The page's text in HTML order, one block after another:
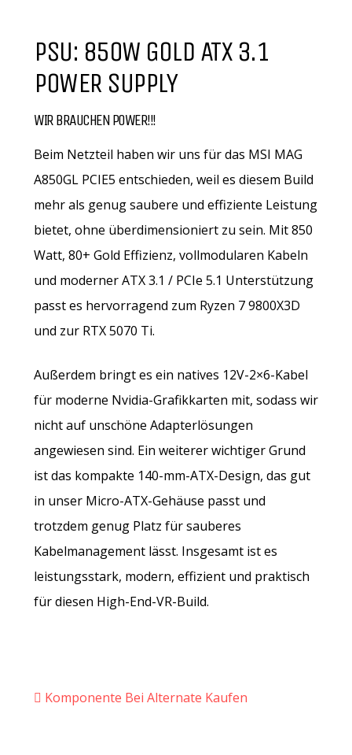
PSU: 850W GOLD ATX 3.1
POWER SUPPLY
WIR BRAUCHEN POWER!!!
Beim Netzteil haben wir uns für das MSI MAG
A850GL PCIE5 entschieden, weil es diesem Build
mehr als genug saubere und effiziente Leistung
bietet, ohne überdimensioniert zu sein. Mit 850
Watt, 80+ Gold Effizienz, vollmodularen Kabeln
und moderner ATX 3.1 / PCIe 5.1 Unterstützung
passt es hervorragend zum Ryzen 7 9800X3D
und zur RTX 5070 Ti.
Außerdem bringt es ein natives 12V-2×6-Kabel
für moderne Nvidia-Grafikkarten mit, sodass wir
nicht auf unschöne Adapterlösungen
angewiesen sind. Ein weiterer wichtiger Grund
ist das kompakte 140-mm-ATX-Design, das gut
in unser Micro-ATX-Gehäuse passt und
trotzdem genug Platz für sauberes
Kabelmanagement lässt. Insgesamt ist es
leistungsstark, modern, effizient und praktisch
für diesen High-End-VR-Build.
Komponente Bei Alternate Kaufen